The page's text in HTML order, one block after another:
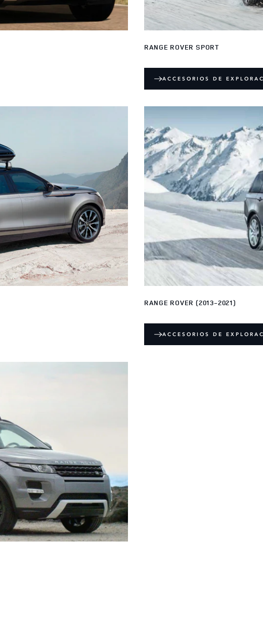
RANGE ROVER SPORT
ACCESORIOS DE
RANGE ROVER (2013-2021)
ACCESORIOS DE